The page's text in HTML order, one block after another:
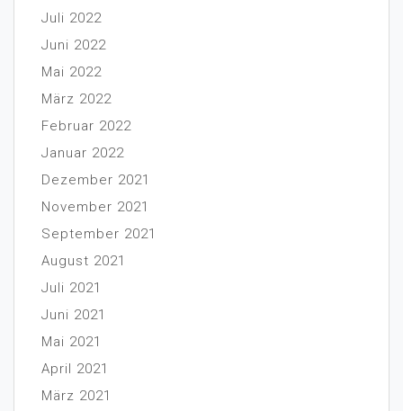
Juli 2022
Juni 2022
Mai 2022
März 2022
Februar 2022
Januar 2022
Dezember 2021
November 2021
September 2021
August 2021
Juli 2021
Juni 2021
Mai 2021
April 2021
März 2021